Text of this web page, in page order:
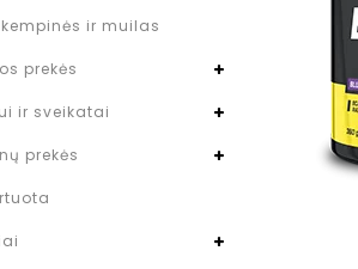
kempinės ir muilas
prekės
ir sveikatai
prekės